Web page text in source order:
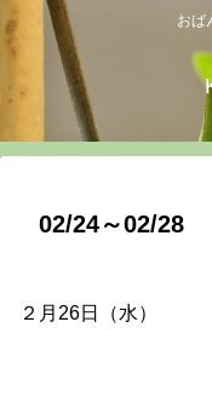
おば
02/24～02/28
２月26日（水）